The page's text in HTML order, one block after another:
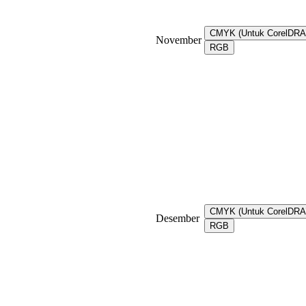
November
CMYK (Untuk
RGB
Desember
CMYK (Untuk
RGB